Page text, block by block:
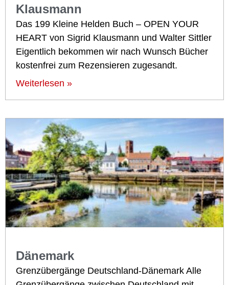
Klausmann
Das 199 Kleine Helden Buch – OPEN YOUR
HEART von Sigrid Klausmann und Walter Sittler
Eigentlich bekommen wir nach Wunsch Bücher
kostenfrei zum Rezensieren zugesandt.
Weiterlesen »
Dänemark
Grenzübergänge Deutschland-Dänemark Alle